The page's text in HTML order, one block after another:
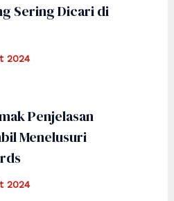
Sering Dicari di
2024
Penjelasan
Menelusuri
2024